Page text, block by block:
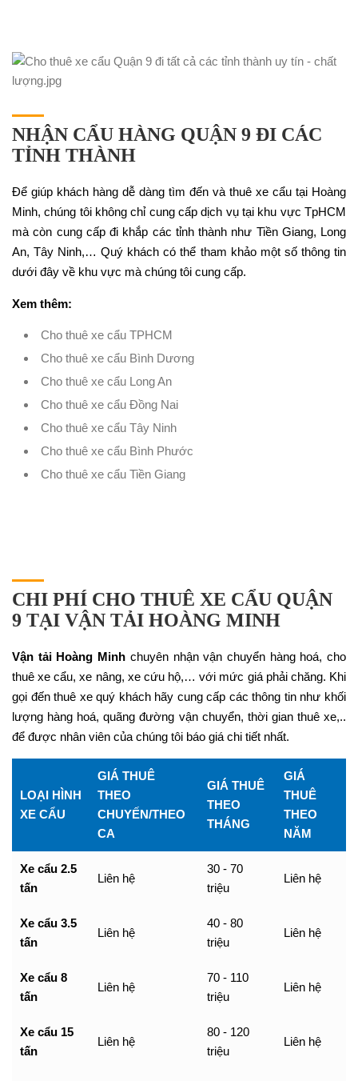
NHẬN CẨU HÀNG QUẬN 9 ĐI CÁC
TỈNH THÀNH
Để giúp khách hàng dễ dàng tìm đến và thuê xe cẩu tại Hoàng
Minh, chúng tôi không chỉ cung cấp dịch vụ tại khu vực TpHCM
mà còn cung cấp đi khắp các tỉnh thành như Tiền Giang, Long
An, Tây Ninh,… Quý khách có thể tham khảo một số thông tin
dưới đây về khu vực mà chúng tôi cung cấp.
Xem thêm:
Cho thuê xe cẩu TPHCM
Cho thuê xe cẩu Bình Dương
Cho thuê xe cẩu Long An
Cho thuê xe cẩu Đồng Nai
Cho thuê xe cẩu Tây Ninh
Cho thuê xe cẩu Bình Phước
Cho thuê xe cẩu Tiền Giang
CHI PHÍ CHO THUÊ XE CẨU QUẬN
9 TẠI VẬN TẢI HOÀNG MINH
Vận tải Hoàng Minh chuyên nhận vận chuyển hàng hoá, cho
thuê xe cẩu, xe nâng, xe cứu hộ,… với mức giá phải chăng. Khi
gọi đến thuê xe quý khách hãy cung cấp các thông tin như khối
lượng hàng hoá, quãng đường vận chuyển, thời gian thuê xe,..
để được nhân viên của chúng tôi báo giá chi tiết nhất.
LOẠI HÌNH
XE CẨU
GIÁ THUÊ
THEO
CHUYẾN/THEO
CA
GIÁ THUÊ
THEO
THÁNG
GIÁ
THUÊ
THEO
NĂM
Xe cẩu 2.5
tấn
Liên hệ
30 - 70
triệu
Liên hệ
Xe cẩu 3.5
tấn
Liên hệ
40 - 80
triệu
Liên hệ
Xe cẩu 8
tấn
Liên hệ
70 - 110
triệu
Liên hệ
Xe cẩu 15
tấn
Liên hệ
80 - 120
triệu
Liên hệ